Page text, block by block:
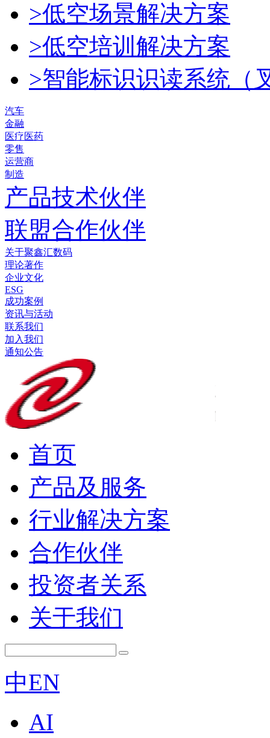
>低空场景解决方案
>低空培训解决方案
>智能标识识读系统（
汽车
金融
医疗医药
零售
运营商
制造
产品技术伙伴
联盟合作伙伴
关于聚鑫汇数码
理论著作
企业文化
ESG
成功案例
资讯与活动
联系我们
加入我们
通知公告
首页
产品及服务
行业解决方案
合作伙伴
投资者关系
关于我们
中EN
AI